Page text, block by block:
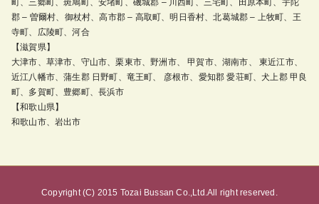
郡 – 曽爾村、御杖村、高市郡 – 高取町、明日香村、北葛城郡 – 上牧町、王
寺町、広陵町、河合
【滋賀県】
大津市、草津市、守山市、栗東市、野洲市、 甲賀市、湖南市、 東近江市、
近江八幡市、蒲生郡 日野町、竜王町、 彦根市、愛知郡 愛荘町、犬上郡 甲良
町、多賀町、豊郷町、長浜市
【和歌山県】
和歌山市、岩出市
Copyright (C) 2015 Tozai Bussan Co.,Ltd.All right reserved.